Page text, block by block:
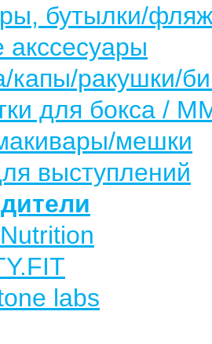
бутылки/
акссесуары
ракушки/
для бокса /
мешки
выступлений
labs